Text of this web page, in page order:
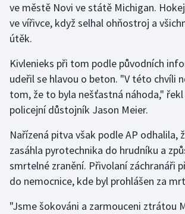
Gymnastika
Jezdectví
Judo
Krasobruslení
Lezení
Lyže a snowboard
ve městě Novi ve státě Michigan.
ve vířivce, když selhal ohňostroj a
útěk.
Kivlenieks při tom podle původních
udeřil se hlavou o beton. "V této chvíli
tom, že to byla nešťastná náhoda,"
policejní důstojník Jason Meier.
Nařízená pitva však podle AP odhalila,
zasáhla pyrotechnika do hrudníku a
smrtelné zranění. Přivolaní záchranáři
do nemocnice, kde byl prohlášen za
"Jsme šokováni a zarmouceni ztrátou